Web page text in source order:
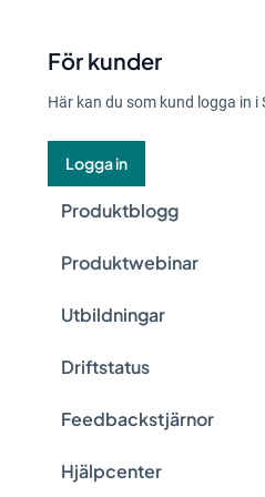
För kunder
Här kan du som kund logga in i
Logga in
Produktblogg
Produktwebinar
Utbildningar
Driftstatus
Feedbackstjärnor
Hjälpcenter
de Årets
har långsiktig styrning, tydliga